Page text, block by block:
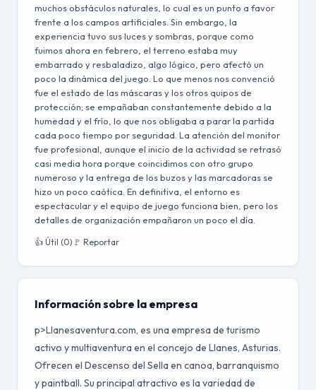
muchos obstáculos naturales, lo cual es un punto a favor
frente a los campos artificiales. Sin embargo, la
experiencia tuvo sus luces y sombras, porque como
fuimos ahora en febrero, el terreno estaba muy
embarrado y resbaladizo, algo lógico, pero afectó un
poco la dinámica del juego. Lo que menos nos convenció
fue el estado de las máscaras y los otros quipos de
protección; se empañaban constantemente debido a la
humedad y el frío, lo que nos obligaba a parar la partida
cada poco tiempo por seguridad. La atención del monitor
fue profesional, aunque el inicio de la actividad se retrasó
casi media hora porque coincidimos con otro grupo
numeroso y la entrega de los buzos y las marcadoras se
hizo un poco caótica. En definitiva, el entorno es
espectacular y el equipo de juego funciona bien, pero los
detalles de organización empañaron un poco el día.
👍 Útil (0) 🚩 Reportar
Información sobre la empresa
p>Llanesaventura.com, es una empresa de turismo
activo y multiaventura en el concejo de Llanes, Asturias.
Ofrecen el Descenso del Sella en canoa, barranquismo
y paintball. Su principal atractivo es la variedad de